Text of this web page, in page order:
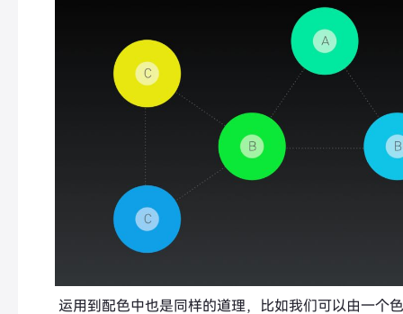
运用到配色中也是同样的道理，比如我们可以由一个